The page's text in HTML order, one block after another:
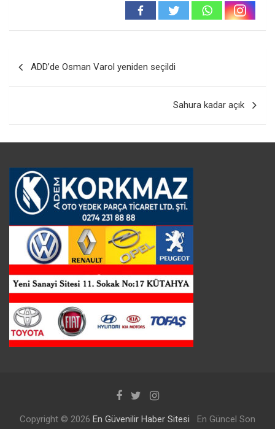
ADD’de Osman Varol yeniden seçildi
Sahura kadar açık
Copyright © 2026 En Güvenilir Haber Sitesi En Güncel Son